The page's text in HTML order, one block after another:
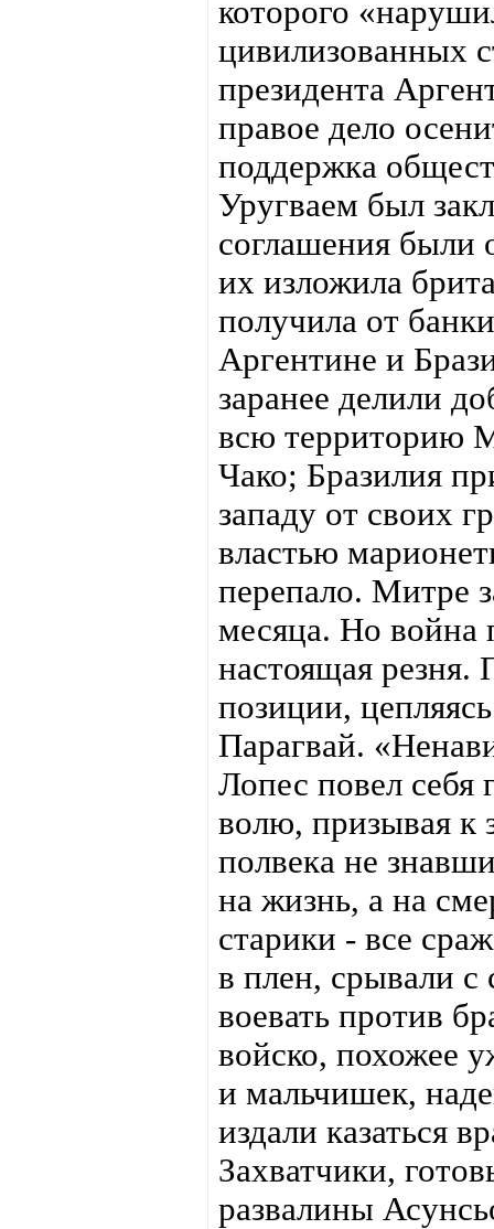
которого
цивилизованных
президента
правое дело
поддержка
Уругваем был
соглашения были
их изложила
получила от
Аргентине и
заранее делили
всю территорию
Чако; Бразилия
западу от своих
властью
перепало. Митре
месяца. Но война
настоящая
позиции,
Парагвай.
Лопес повел
волю, призывая к
полвека не
на жизнь, а на
старики - все
в плен, срывали с
воевать против
войско, похожее
и мальчишек,
издали казаться
Захватчики,
развалины